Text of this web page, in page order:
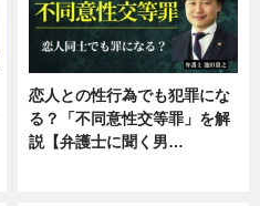
恋人との性行為でも犯罪にな
る？「不同意性交等罪」を解
説【弁護士に聞く男…